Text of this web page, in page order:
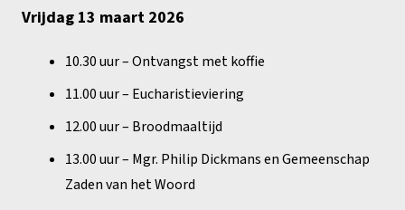
Vrijdag 13 maart 2026
10.30 uur – Ontvangst met koffie
11.00 uur – Eucharistieviering
12.00 uur – Broodmaaltijd
13.00 uur – Mgr. Philip Dickmans en Gemeenschap
Zaden van het Woord